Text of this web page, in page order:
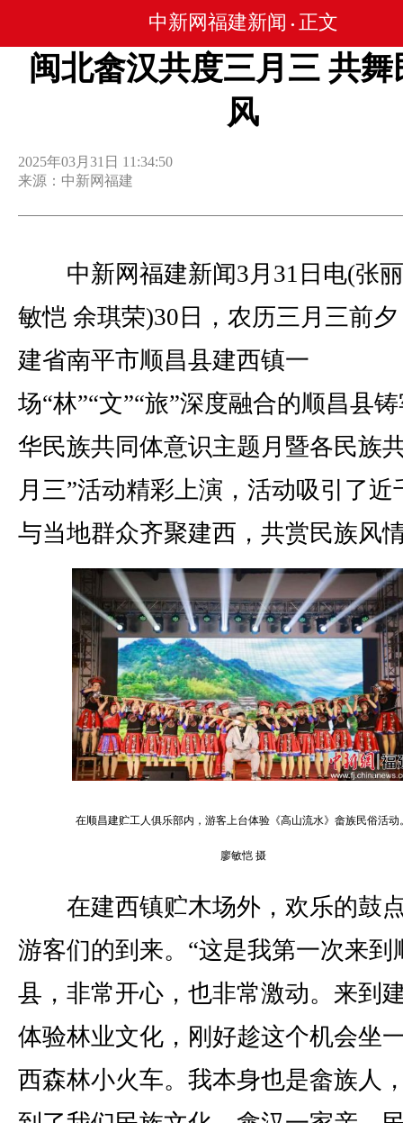
中新网福建新闻 • 正文
闽北畲汉共度三月三 共舞
风
2025年03月31日 11:34:50
来源：中新网福建
中新网福建新闻3月31日电(张
敏恺 余琪荣)30日，农历三月三前
建省南平市顺昌县建西镇一
场“林”“文”“旅”深度融合的顺昌县
华民族共同体意识主题月暨各民族
月三”活动精彩上演，活动吸引了近
与当地群众齐聚建西，共赏民族风
在顺昌建贮工人俱乐部内，游客上台体验《高山流水》畲族民俗活动
廖敏恺 摄
在建西镇贮木场外，欢乐的鼓
游客们的到来。“这是我第一次来到
县，非常开心，也非常激动。来到
体验林业文化，刚好趁这个机会坐
西森林小火车。我本身也是畲族人